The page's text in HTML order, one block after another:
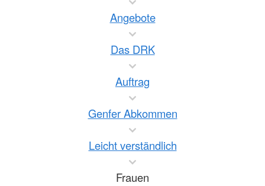
Angebote
Das DRK
Auftrag
Genfer Abkommen
Leicht verständlich
Frauen